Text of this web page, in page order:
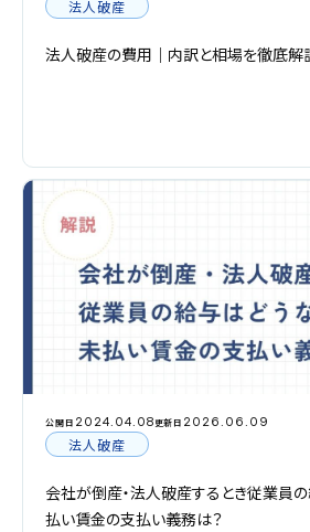
法人破産
法人破産の費用｜内訳と相場を徹底解
公開日 2024.04.08更新日 2026.06.09
法人破産
会社が倒産・法人破産するとき従業員
払い賃金の支払い義務は？